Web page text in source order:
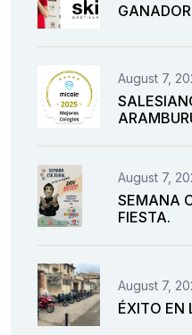
August 7,
August 7,
SEMANA
FIESTA.
August 7,
ÉXITO EN